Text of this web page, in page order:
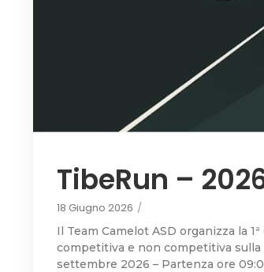
TibeRun –
18 Giugno 2026 /
Il Team Camelot ASD organizza la
competitiva e non competitiva sulla
settembre 2026 – Partenza ore